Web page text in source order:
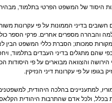
היסוד של המשפט הפרטי בתלמוד,
חשובים בדיני הממונות על פי עקרונות
והבהרה מספרים אחרים. פרקי הספר
סמכותו; הסברת כללי המשפט הבין
שהם מתגלים בדיני העבדים בתלמוד,
הירושה והצוואה מבוארים על פי היסודות
על פי עקרונות דיני הנזיקין.
למתעניינים בהלכה היהודית,
ולכל אדם שהתרבות היהודית